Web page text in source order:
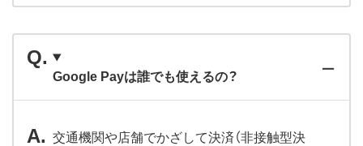
Google Payは誰でも使えるの？
交通機関や店舗でかざして決済（非接触型決